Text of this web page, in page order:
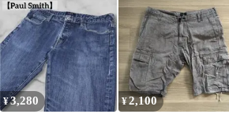
¥3,280 ¥2,100